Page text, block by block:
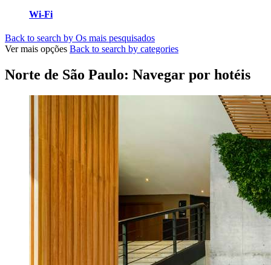
Wi-Fi
Back to search by Os mais pesquisados
Ver mais opções Back to search by categories
Norte de São Paulo: Navegar por hotéis